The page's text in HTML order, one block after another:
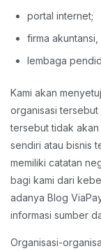
portal internet;
firma
lembaga
Kami akan
organisasi tersebut
tersebut tidak akan
sendiri atau bisnis
memiliki catatan
bagi kami dari
adanya Blog
informasi sumber
Organisasi-